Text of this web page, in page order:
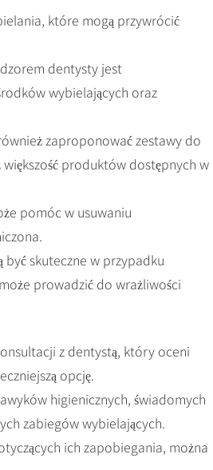
które mogą przywrócić
dentysty jest
wybielających oraz
zaproponować zestawy do
produktów dostępnych w
pomóc w usuwaniu
skuteczne w przypadku
prowadzić do wrażliwości
z dentystą, który oceni
opcję.
higienicznych, świadomych
zabiegów wybielających.
ich zapobiegania, można